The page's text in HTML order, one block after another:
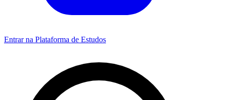
Entrar na Plataforma de Estudos